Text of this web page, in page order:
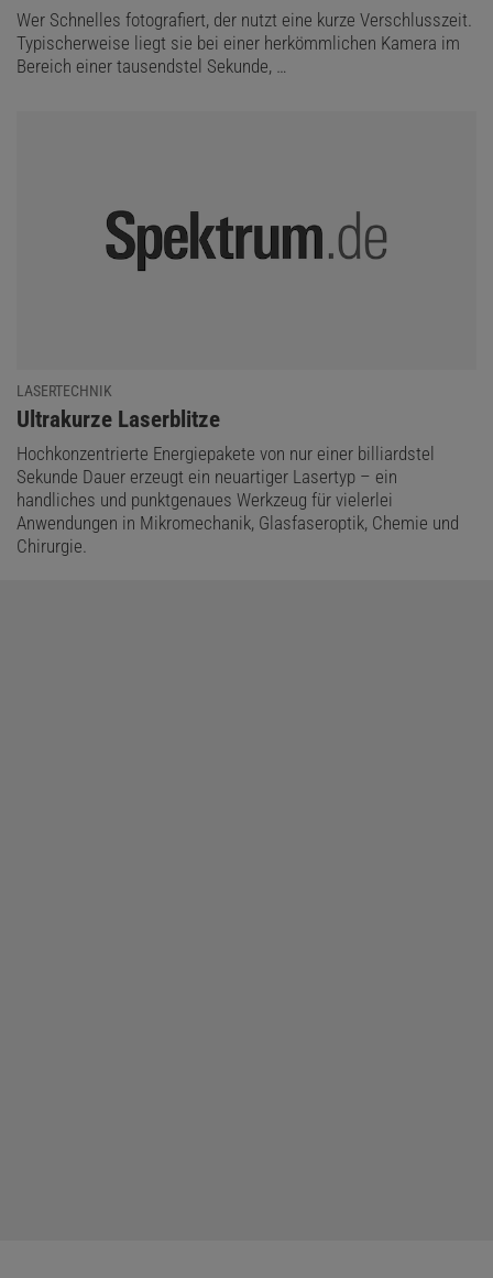
Wer Schnelles fotografiert, der nutzt eine kurze Verschlusszeit.
Typischerweise liegt sie bei einer herkömmlichen Kamera im
Bereich einer tausendstel Sekunde, …
LASERTECHNIK
:
Ultrakurze Laserblitze
Hochkonzentrierte Energiepakete von nur einer billiardstel
Sekunde Dauer erzeugt ein neuartiger Lasertyp – ein
handliches und punktgenaues Werkzeug für vielerlei
Anwendungen in Mikromechanik, Glasfaseroptik, Chemie und
Chirurgie.